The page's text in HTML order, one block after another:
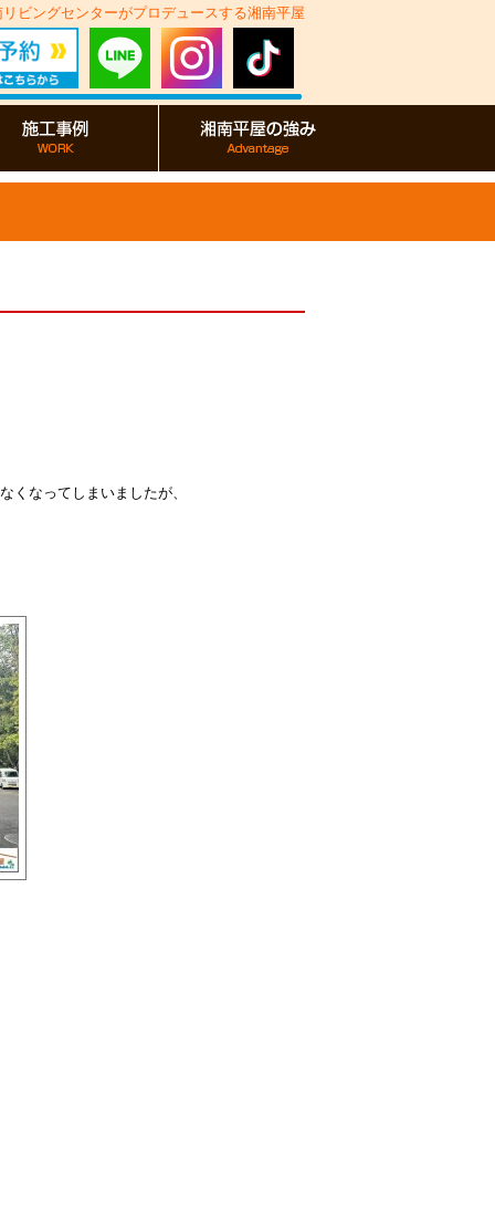
ビングセンターがプロデュースする湘南平屋
くなってしまいましたが、